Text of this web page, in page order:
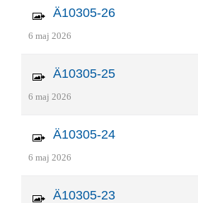
Ä10305-26
6 maj 2026
Ä10305-25
6 maj 2026
Ä10305-24
6 maj 2026
Ä10305-23